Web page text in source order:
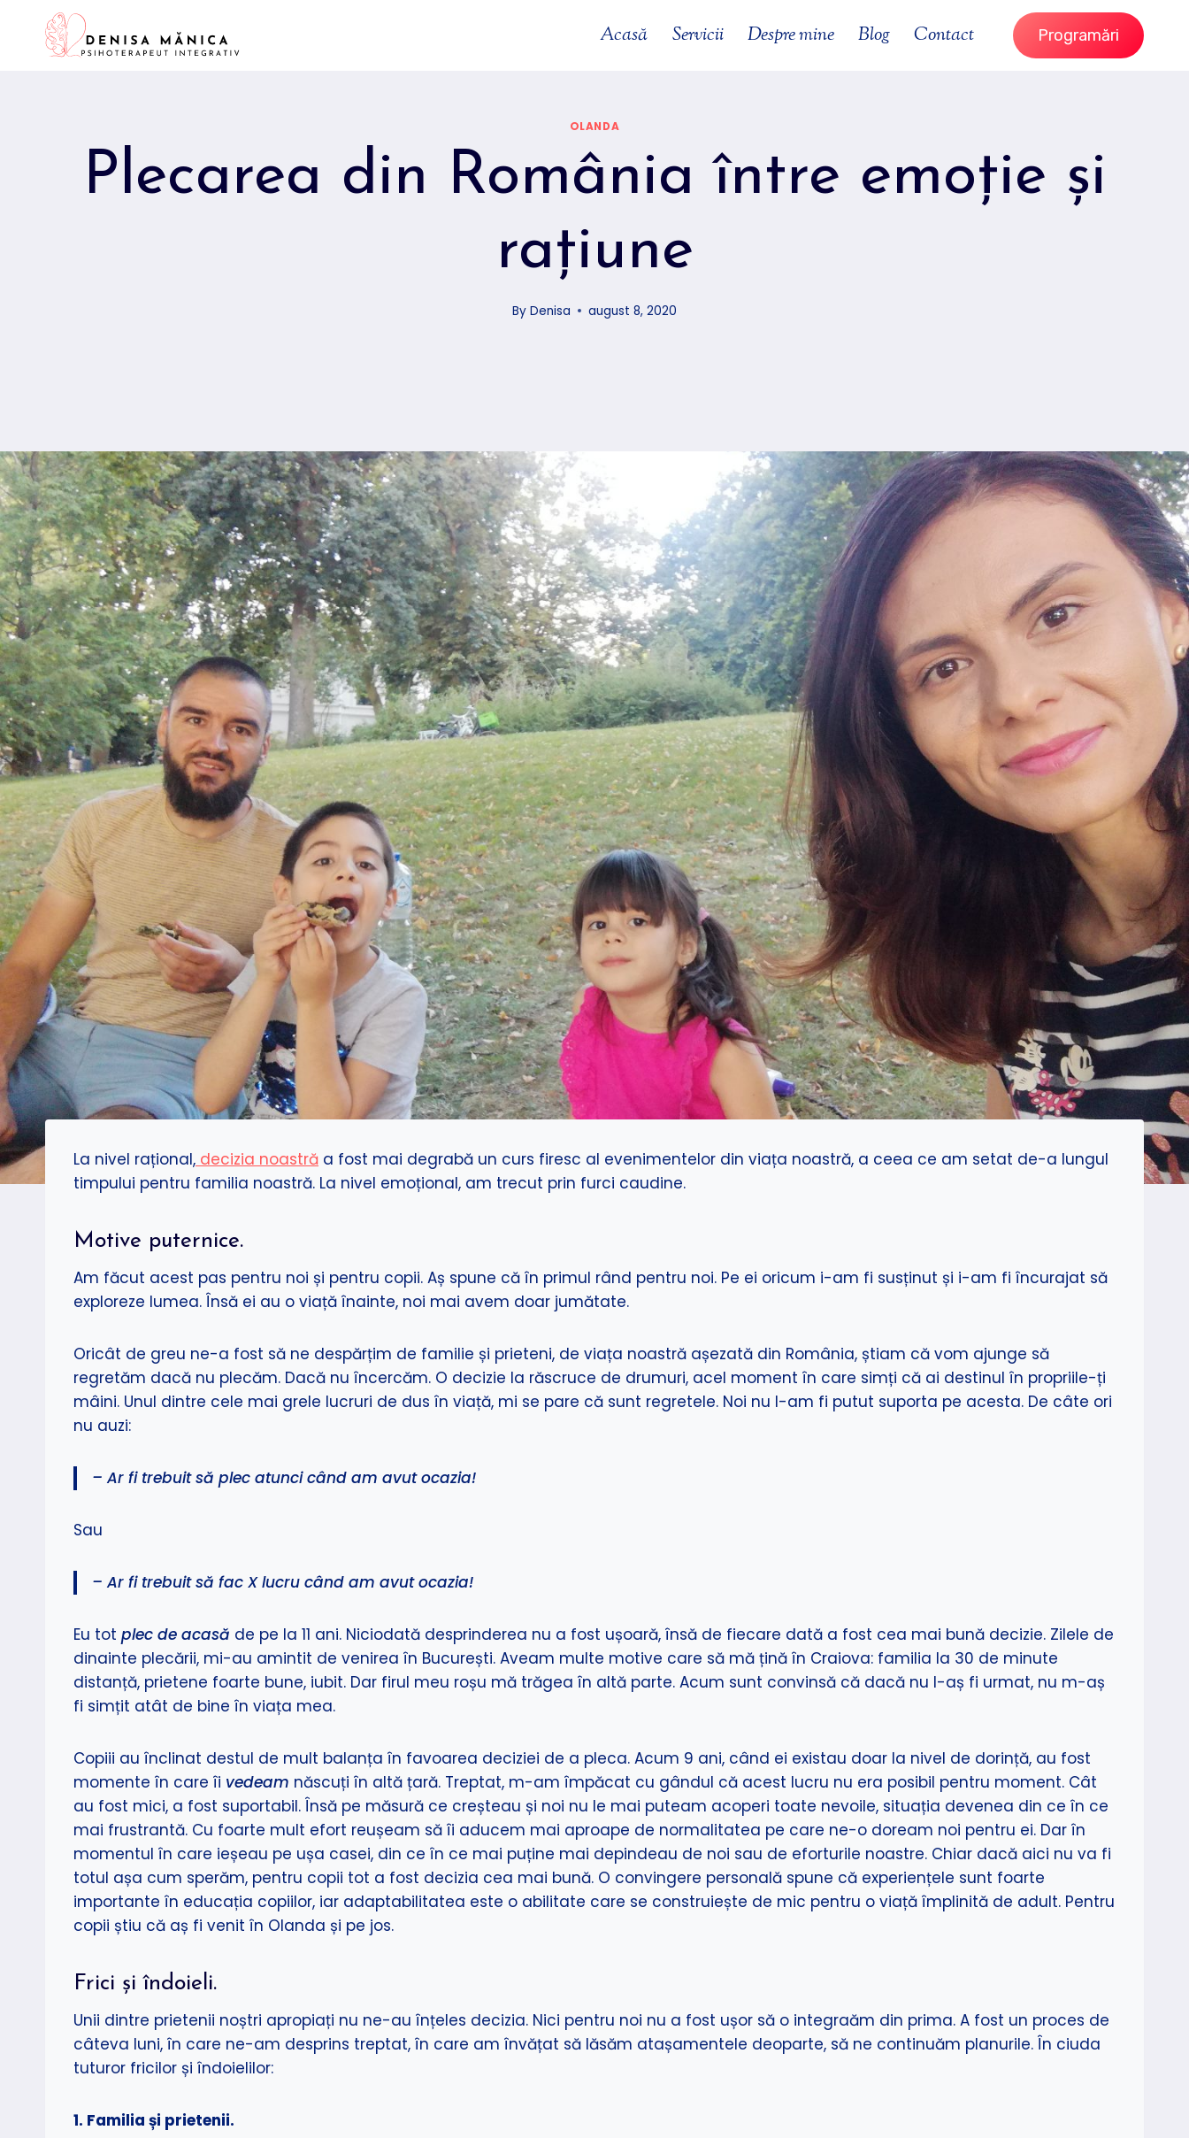
content
Acasă Servicii Despre mine Blog Contact Programări
OLANDA
Plecarea din România între emoție și
rațiune
By Denisa august 8, 2020
La nivel rațional, decizia noastră a fost mai degrabă un curs firesc al evenimentelor din viața noastră, a ceea ce am setat de-a lungul
timpului pentru familia noastră. La nivel emoțional, am trecut prin furci caudine.
Motive puternice.
Am făcut acest pas pentru noi și pentru copii. Aș spune că în primul rând pentru noi. Pe ei oricum i-am fi susținut și i-am fi încurajat să
exploreze lumea. Însă ei au o viață înainte, noi mai avem doar jumătate.
Oricât de greu ne-a fost să ne despărțim de familie și prieteni, de viața noastră așezată din România, știam că vom ajunge să
regretăm dacă nu plecăm. Dacă nu încercăm. O decizie la răscruce de drumuri, acel moment în care simți că ai destinul în propriile-ți
mâini. Unul dintre cele mai grele lucruri de dus în viață, mi se pare că sunt regretele. Noi nu l-am fi putut suporta pe acesta. De câte ori
nu auzi:
– Ar fi trebuit să plec atunci când am avut ocazia!
Sau
– Ar fi trebuit să fac X lucru când am avut ocazia!
Eu tot plec de acasă de pe la 11 ani. Niciodată desprinderea nu a fost ușoară, însă de fiecare dată a fost cea mai bună decizie. Zilele de
dinainte plecării, mi-au amintit de venirea în București. Aveam multe motive care să mă țină în Craiova: familia la 30 de minute
distanță, prietene foarte bune, iubit. Dar firul meu roșu mă trăgea în altă parte. Acum sunt convinsă că dacă nu l-aș fi urmat, nu m-aș
fi simțit atât de bine în viața mea.
Copiii au înclinat destul de mult balanța în favoarea deciziei de a pleca. Acum 9 ani, când ei existau doar la nivel de dorință, au fost
momente în care îi vedeam născuți în altă țară. Treptat, m-am împăcat cu gândul că acest lucru nu era posibil pentru moment. Cât
au fost mici, a fost suportabil. Însă pe măsură ce creșteau și noi nu le mai puteam acoperi toate nevoile, situația devenea din ce în ce
mai frustrantă. Cu foarte mult efort reușeam să îi aducem mai aproape de normalitatea pe care ne-o doream noi pentru ei. Dar în
momentul în care ieșeau pe ușa casei, din ce în ce mai puține mai depindeau de noi sau de eforturile noastre. Chiar dacă aici nu va fi
totul așa cum sperăm, pentru copii tot a fost decizia cea mai bună. O convingere personală spune că experiențele sunt foarte
importante în educația copiilor, iar adaptabilitatea este o abilitate care se construiește de mic pentru o viață împlinită de adult. Pentru
copii știu că aș fi venit în Olanda și pe jos.
Frici și îndoieli.
Unii dintre prietenii noștri apropiați nu ne-au înțeles decizia. Nici pentru noi nu a fost ușor să o integraăm din prima. A fost un proces de
câteva luni, în care ne-am desprins treptat, în care am învățat să lăsăm atașamentele deoparte, să ne continuăm planurile. În ciuda
tuturor fricilor și îndoielilor:
1. Familia și prietenii.